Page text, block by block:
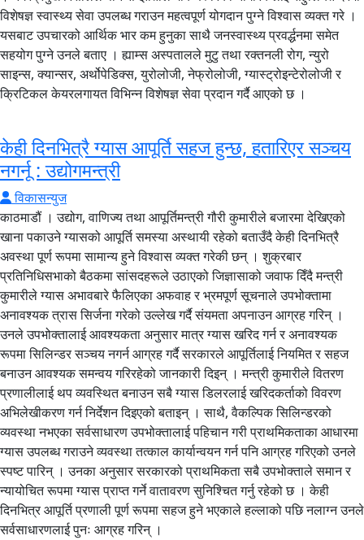
विशेषज्ञ स्वास्थ्य सेवा उपलब्ध गराउन महत्वपूर्ण योगदान पुग्ने विश्वास व्यक्त गरे ।
यसबाट उपचारको आर्थिक भार कम हुनुका साथै जनस्वास्थ्य प्रवर्द्धनमा समेत
सहयोग पुग्ने उनले बताए । ह्याम्स अस्पतालले मुटु तथा रक्तनली रोग, न्युरो
साइन्स, क्यान्सर, अर्थोपेडिक्स, युरोलोजी, नेफ्रोलोजी, ग्यास्ट्रोइन्टेरोलोजी र
क्रिटिकल केयरलगायत विभिन्न विशेषज्ञ सेवा प्रदान गर्दै आएको छ ।
केही दिनभित्रै ग्यास आपूर्ति सहज हुन्छ, हतारिएर सञ्चय
नगर्नू : उद्योगमन्त्री
विकासन्युज
काठमाडौं । उद्योग, वाणिज्य तथा आपूर्तिमन्त्री गौरी कुमारीले बजारमा देखिएको
खाना पकाउने ग्यासको आपूर्ति समस्या अस्थायी रहेको बताउँदै केही दिनभित्रै
अवस्था पूर्ण रूपमा सामान्य हुने विश्वास व्यक्त गरेकी छन् । शुक्रबार
प्रतिनिधिसभाको बैठकमा सांसदहरूले उठाएको जिज्ञासाको जवाफ दिँदै मन्त्री
कुमारीले ग्यास अभावबारे फैलिएका अफवाह र भ्रमपूर्ण सूचनाले उपभोक्तामा
अनावश्यक त्रास सिर्जना गरेको उल्लेख गर्दै संयमता अपनाउन आग्रह गरिन् ।
उनले उपभोक्तालाई आवश्यकता अनुसार मात्र ग्यास खरिद गर्न र अनावश्यक
रूपमा सिलिन्डर सञ्चय नगर्न आग्रह गर्दै सरकारले आपूर्तिलाई नियमित र सहज
बनाउन आवश्यक समन्वय गरिरहेको जानकारी दिइन् । मन्त्री कुमारीले वितरण
प्रणालीलाई थप व्यवस्थित बनाउन सबै ग्यास डिलरलाई खरिदकर्ताको विवरण
अभिलेखीकरण गर्न निर्देशन दिइएको बताइन् । साथै, वैकल्पिक सिलिन्डरको
व्यवस्था नभएका सर्वसाधारण उपभोक्तालाई पहिचान गरी प्राथमिकताका आधारमा
ग्यास उपलब्ध गराउने व्यवस्था तत्काल कार्यान्वयन गर्न पनि आग्रह गरिएको उनले
स्पष्ट पारिन् । उनका अनुसार सरकारको प्राथमिकता सबै उपभोक्ताले समान र
न्यायोचित रूपमा ग्यास प्राप्त गर्ने वातावरण सुनिश्चित गर्नु रहेको छ । केही
दिनभित्र आपूर्ति प्रणाली पूर्ण रूपमा सहज हुने भएकाले हल्लाको पछि नलाग्न उनले
सर्वसाधारणलाई पुनः आग्रह गरिन् ।